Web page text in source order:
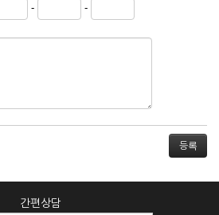
비스 이용 희망자가 본 약관에 동의한
성립하며, 회사는 신청자의 실명 확인 절
는 변경할 수 없으며, 회원 1인당 한 개
이한 경우로 인해 변경하고자 하는 경
으며, 실명으로 등록하지 않은 자의 일
재하여 신청할 경우
자가 신청할 경우
- -
간편상담